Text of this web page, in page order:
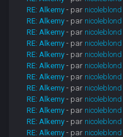
RE: Alkemy - par nicoleblond
RE: Alkemy - par nicoleblond
RE: Alkemy - par nicoleblond
RE: Alkemy - par nicoleblond
RE: Alkemy - par nicoleblond
RE: Alkemy - par nicoleblond
RE: Alkemy - par nicoleblond
RE: Alkemy - par nicoleblond
RE: Alkemy - par nicoleblond
RE: Alkemy - par nicoleblond
RE: Alkemy - par nicoleblond
RE: Alkemy - par nicoleblond